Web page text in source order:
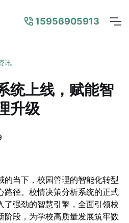
15956905913
讯
统上线，赋能智
升级
的当下，校园管理的智能化转型
路径。校情决策分析系统的正式
了强劲的智慧引擎，全面引领校
阶段，为学校高质量发展筑牢数